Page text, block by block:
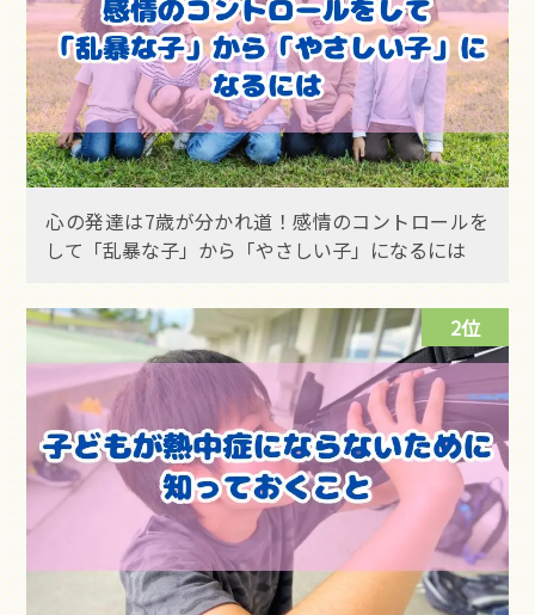
心の発達は7歳が分かれ道！感情のコントロールを
して「乱暴な子」から「やさしい子」になるには
2位